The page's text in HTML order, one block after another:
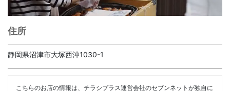
住所
静岡県沼津市大塚西沖1030-1
こちらのお店の情報は、チラシプラス運営会社のセブンネットが独自に